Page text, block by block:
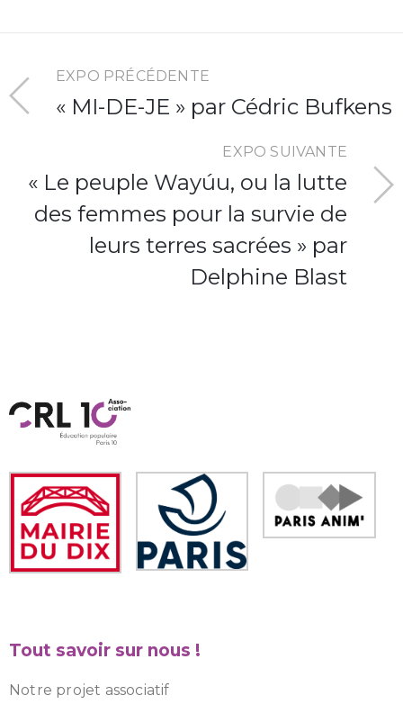
EXPO PRÉCÉDENTE
« MI-DE-JE » par Cédric Bufkens
EXPO SUIVANTE
« Le peuple Wayúu, ou la lutte
des femmes pour la survie de
leurs terres sacrées » par
Delphine Blast
Tout savoir sur nous !
Notre projet associatif